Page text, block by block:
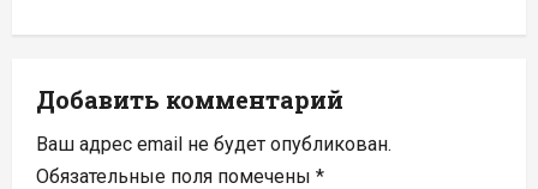
ц
и
я
Добавить комментарий
Ваш адрес email не будет опубликован.
Обязательные поля помечены *